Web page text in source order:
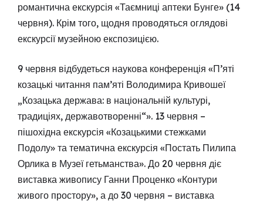
романтична екскурсія «Таємниці аптеки Бунге» (14
червня). Крім того, щодня проводяться оглядові
екскурсії музейною експозицією.
9 червня відбудеться наукова конференція «П’яті
козацькі читання пам’яті Володимира Кривошеї
„Козацька держава: в національній культурі,
традиціях, державотворенні“». 13 червня –
пішохідна екскурсія «Козацькими стежками
Подолу» та тематична екскурсія «Постать Пилипа
Орлика в Музеї гетьманства». До 20 червня діє
виставка живопису Ганни Проценко «Контури
живого простору», а до 30 червня – виставка